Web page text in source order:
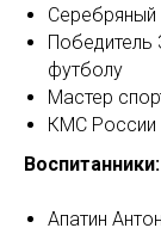
Серебряный
Победитель
футболу
Мастер
КМС России
Воспитанники:
Апатин